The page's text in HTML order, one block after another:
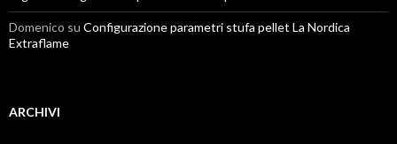
Domenico su Configurazione parametri stufa pellet La Nordica
Extraflame
ARCHIVI